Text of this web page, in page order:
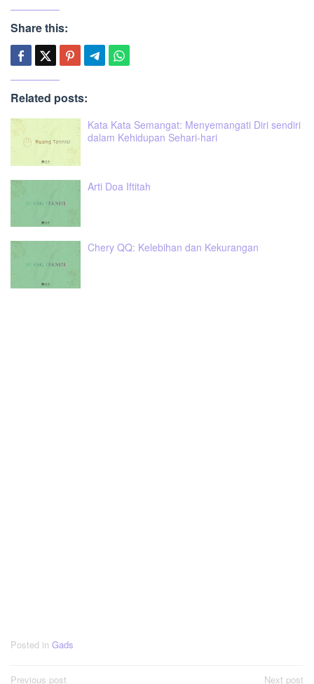
Share this:
Related posts:
Kata Kata Semangat: Menyemangati Diri sendiri
dalam Kehidupan Sehari-hari
Arti Doa Iftitah
Chery QQ: Kelebihan dan Kekurangan
Posted in Gads
Previous post Next post